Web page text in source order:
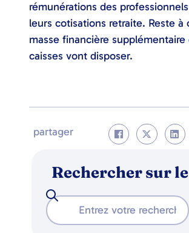
rémunérations des
leurs cotisations retraite. Reste à
masse financière supplémentaire
caisses vont disposer.
partager
Rechercher sur